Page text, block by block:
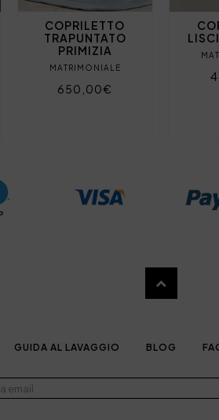
COPRILETTO
TRAPUNTATO
PRIMIZIA
MATRIMONIALE
650,00€
GUIDA AL LAVAGGIO BLOG